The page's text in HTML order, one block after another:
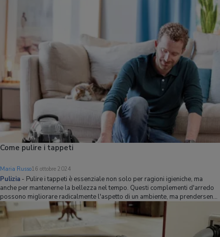
Come pulire i tappeti
Maria Russo16 ottobre 2024
Pulizia - Pulire i tappeti è essenziale non solo per ragioni igieniche, ma
anche per mantenerne la bellezza nel tempo. Questi complementi d'arredo
possono migliorare radicalmente l'aspetto di un ambiente, ma prendersene
cura non è sempre facile, perché il semplice uso dell'aspirapolvere non
basta. In quest